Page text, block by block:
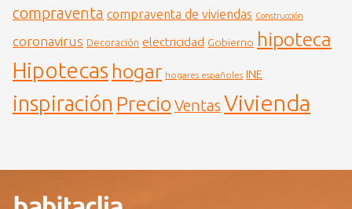
compraventa compraventa de viviendas Construcción
coronavirus Decoración electricidad Gobierno hipoteca
Hipotecas hogar hogares españoles INE
inspiración Precio Ventas Vivienda